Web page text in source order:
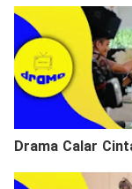
Drama Calar